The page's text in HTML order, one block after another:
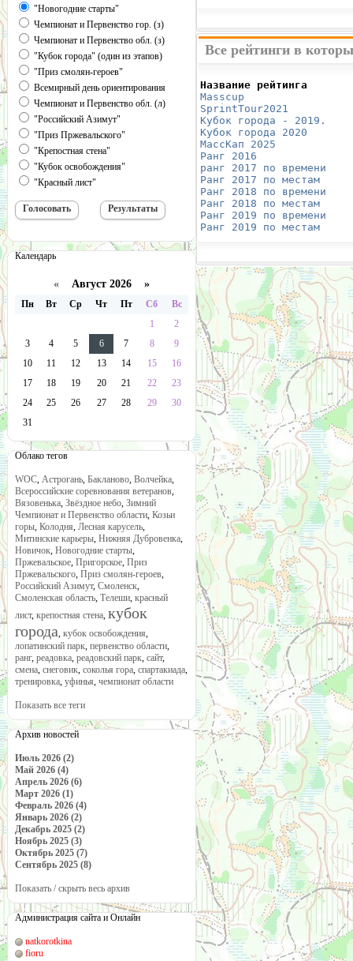
"Новогодние старты"
Чемпионат и Первенство гор. (з)
Чемпионат и Первенство обл. (з)
"Кубок города" (один из этапов)
"Приз смолян-героев"
Всемирный день ориентирования
Чемпионат и Первенство обл. (л)
"Российский Азимут"
"Приз Пржевальского"
"Крепостная стена"
"Кубок освобождения"
"Красный лист"
Календарь
« Август 2026 »
Пн Вт Ср Чт Пт Сб
Вс
1
2
3
4 5 6 7 8
9
10
11 12 13 14 15
16
17
18 19 20 21 22
23
24
25 26 27 28 29
30
31
Облако тегов
WOC, Астрогань, Бакланово, Волчейка,
Всероссийские соревнования ветеранов,
Вязовенька, Звёздное небо, Зимний
Чемпионат и Первенство области, Козьи
горы, Колодня, Лесная карусель,
Митинские карьеры, Нижняя Дубровенка,
Новичок, Новогодние старты,
Пржевальское, Пригорское, Приз
Пржевальского, Приз смолян-героев,
Российский Азимут, Смоленск,
Смоленская область, Телеши, красный
лист, крепостная стена, кубок
города, кубок освобождения,
лопатинский парк, первенство области,
ранг, реадовка, реадовский парк, сайт,
смена, снеговик, соколья гора, спартакиада,
тренировка, уфинья, чемпионат области
Показать все теги
Архив новостей
Июль 2026 (2)
Май 2026 (4)
Апрель 2026 (6)
Март 2026 (1)
Февраль 2026 (4)
Январь 2026 (2)
Декабрь 2025 (2)
Ноябрь 2025 (3)
Октябрь 2025 (7)
Сентябрь 2025 (8)
Показать / скрыть весь архив
Администрация сайта и Онлайн
natkorotkina
fioru
Все рейтинги в
Название рейтинга
Masscup
SprintTour2021
Кубок города - 2019.
Кубок города 2020
МассКап 2025
Ранг 2016
ранг 2017 по времени
Ранг 2017 по местам
Ранг 2018 по времени
Ранг 2018 по местам
Ранг 2019 по времени
Ранг 2019 по местам